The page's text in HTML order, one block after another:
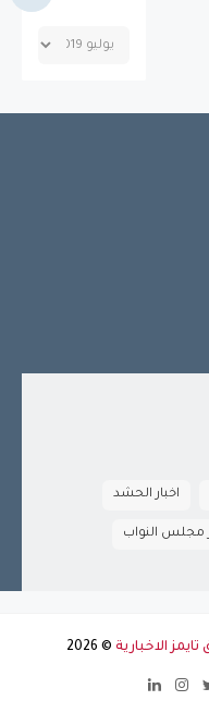
اخبار الحشد
مجلس النواب
الاخبارية ©
2026